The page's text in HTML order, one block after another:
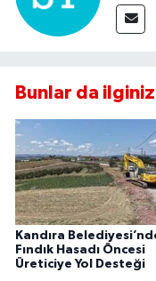
Bunlar da
Kandıra
Fındık Hasadı Öncesi
Üreticiye Yol Desteği